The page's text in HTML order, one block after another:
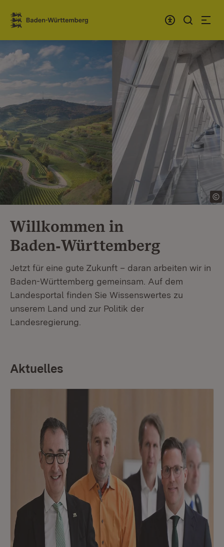
Zum Inhalt springen
Link zur Startseite
Willkommen in
Baden‑Württemberg
Jetzt für eine gute Zukunft – daran arbeiten wir in
Baden-Württemberg gemeinsam. Auf dem
Landesportal finden Sie Wissenswertes zu
unserem Land und zur Politik der
Landesregierung.
Aktuelles